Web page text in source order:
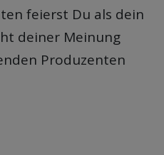
feierst Du als dein
deiner Meinung
Produzenten